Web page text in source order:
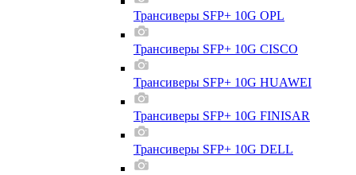
Трансиверы SFP+ 10G OPL
Трансиверы SFP+ 10G CISCO
Трансиверы SFP+ 10G HUAWEI
Трансиверы SFP+ 10G FINISAR
Трансиверы SFP+ 10G DELL